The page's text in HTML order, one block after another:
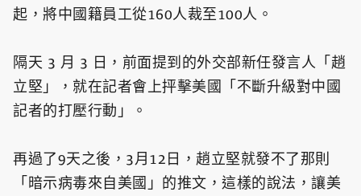
起，將中國籍員工從160人裁至100人。
隔天 3 月 3 日，前面提到的外交部新任發言人「趙
立堅」，就在記者會上抨擊美國「不斷升級對中國
記者的打壓行動」。
再過了9天之後，3月12日，趙立堅就發不了那則
「暗示病毒來自美國」的推文，這樣的說法，讓美